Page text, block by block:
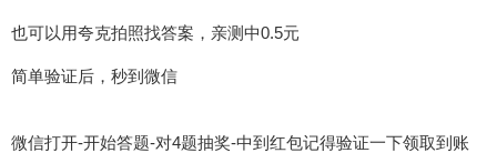
也可以用夸克拍照找答案，亲测中0.5元
简单验证后，秒到微信
微信打开-开始答题-对4题抽奖-中到红包记得验证一下领取到账